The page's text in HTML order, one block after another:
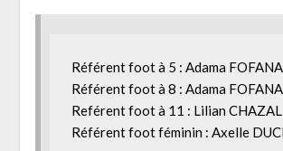
Référent foot à 5 : Adama FOFANA
Référent foot à 8 : Adama FOFANA
Reférent foot à 11 : Lilian CHAZAL
Référent foot féminin : Axelle